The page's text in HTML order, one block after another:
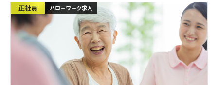
正社員 ハローワーク求人